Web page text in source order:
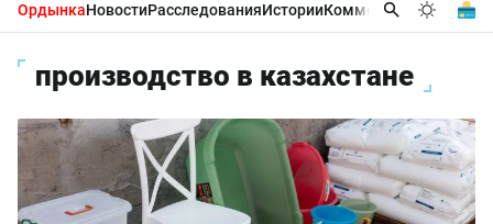
ОрдынкаНовостиРасследованияИсторииКомментарииБизнес
производство в казахстане